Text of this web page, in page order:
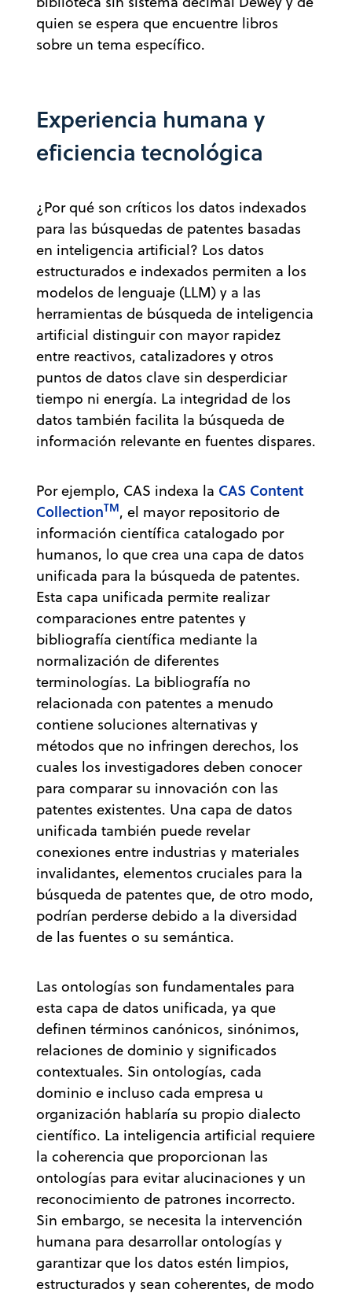
quien se espera que encuentre libros
sobre un tema específico.
Experiencia humana y
eficiencia tecnológica
¿Por qué son críticos los datos indexados
para las búsquedas de patentes basadas
en inteligencia artificial? Los datos
estructurados e indexados permiten a los
modelos de lenguaje (LLM) y a las
herramientas de búsqueda de inteligencia
artificial distinguir con mayor rapidez
entre reactivos, catalizadores y otros
puntos de datos clave sin desperdiciar
tiempo ni energía. La integridad de los
datos también facilita la búsqueda de
información relevante en fuentes dispares.
Por ejemplo, CAS indexa la CAS Content
CollectionTM, el mayor repositorio de
información científica catalogado por
humanos, lo que crea una capa de datos
unificada para la búsqueda de patentes.
Esta capa unificada permite realizar
comparaciones entre patentes y
bibliografía científica mediante la
normalización de diferentes
terminologías. La bibliografía no
relacionada con patentes a menudo
contiene soluciones alternativas y
métodos que no infringen derechos, los
cuales los investigadores deben conocer
para comparar su innovación con las
patentes existentes. Una capa de datos
unificada también puede revelar
conexiones entre industrias y materiales
invalidantes, elementos cruciales para la
búsqueda de patentes que, de otro modo,
podrían perderse debido a la diversidad
de las fuentes o su semántica.
Las ontologías son fundamentales para
esta capa de datos unificada, ya que
definen términos canónicos, sinónimos,
relaciones de dominio y significados
contextuales. Sin ontologías, cada
dominio e incluso cada empresa u
organización hablaría su propio dialecto
científico. La inteligencia artificial requiere
la coherencia que proporcionan las
ontologías para evitar alucinaciones y un
reconocimiento de patrones incorrecto.
Sin embargo, se necesita la intervención
humana para desarrollar ontologías y
garantizar que los datos estén limpios,
estructurados y sean coherentes, de modo